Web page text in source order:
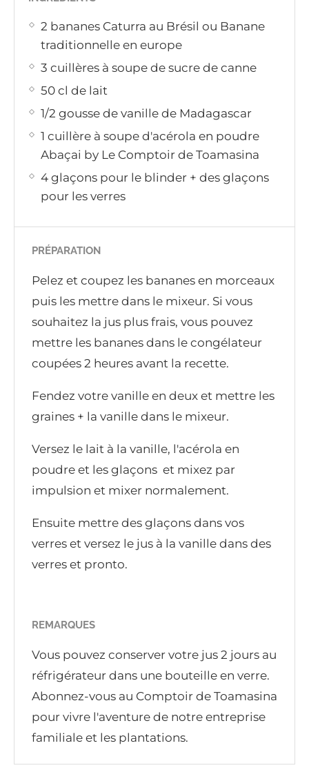
​2 bananes Caturra au Brésil ou Banane
traditionnelle en europe
3 cuillères à soupe de sucre de canne
50 cl de lait
1/2 gousse de vanille de Madagascar
1 cuillère à soupe d'acérola en poudre
Abaçai by Le Comptoir de Toamasina
4 glaçons pour le blinder + des glaçons
pour les verres
PRÉPARATION
Pelez et coupez les bananes en morceaux
puis les mettre dans le mixeur. Si vous
souhaitez la jus plus frais, vous pouvez
mettre les bananes dans le congélateur
coupées 2 heures avant la recette.
Fendez votre vanille en deux et mettre les
graines + la vanille dans le mixeur.
Versez le lait à la vanille, l'acérola en
poudre et les glaçons et mixez par
impulsion et mixer normalement.
Ensuite mettre des glaçons dans vos
verres et versez le jus à la vanille dans des
verres et pronto.
REMARQUES
Vous pouvez conserver votre jus 2 jours au
réfrigérateur dans une bouteille en verre.
Abonnez-vous au Comptoir de Toamasina
pour vivre l'aventure de notre entreprise
familiale et les plantations.